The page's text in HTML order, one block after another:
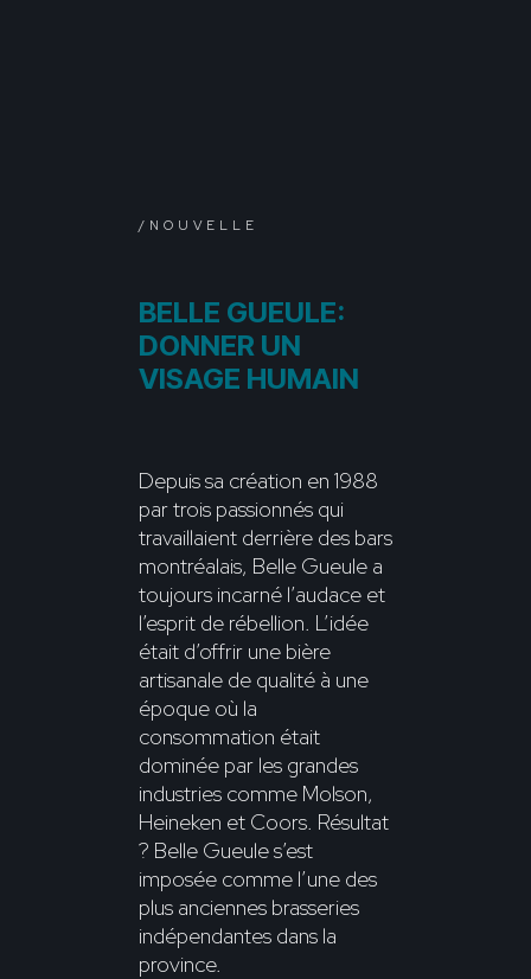
/NOUVELLE
BELLE GUEULE:
DONNER UN
VISAGE HUMAIN
Depuis sa création en 1988
par trois passionnés qui
travaillaient derrière des bars
montréalais, Belle Gueule a
toujours incarné l’audace et
l’esprit de rébellion. L’idée
était d’offrir une bière
artisanale de qualité à une
époque où la
consommation était
dominée par les grandes
industries comme Molson,
Heineken et Coors. Résultat
? Belle Gueule s’est
imposée comme l’une des
plus anciennes brasseries
indépendantes dans la
province.